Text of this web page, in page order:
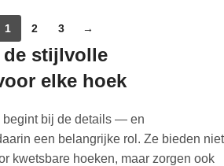
1 2 3 →
de stijlvolle
elke hoek
begint bij de details — en
een belangrijke rol. Ze bieden niet
kwetsbare hoeken, maar zorgen ook